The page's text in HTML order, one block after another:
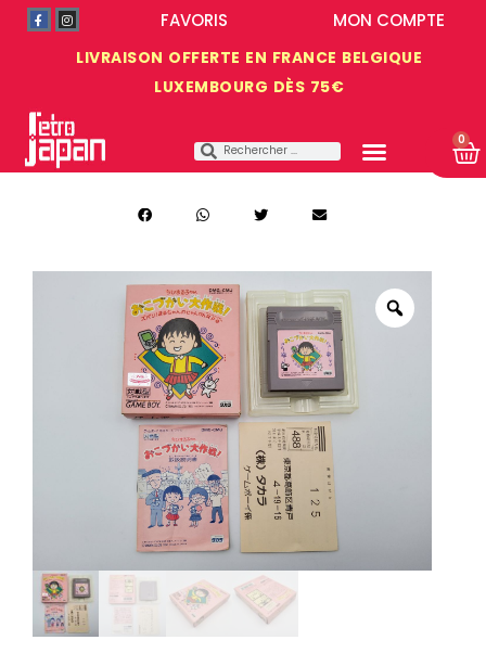
LIVRAISON OFFERTE EN FRANCE BELGIQUE
LUXEMBOURG DÈS 75€
MON COMPTE
FAVORIS
0